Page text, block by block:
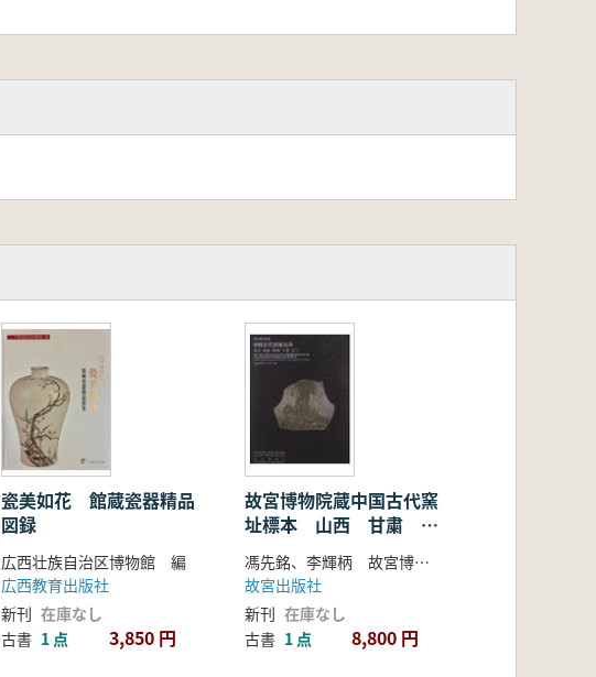
瓷美如花 館蔵瓷器精品
図録
広西壮族自治区博物館 編
広西教育出版社
新刊 在庫なし
古書 1 点 3,850 円
故宮博物院蔵中国古代窯
址標本 山西 甘粛 内
蒙古
馮先銘、李輝柄 故宮博物院編
故宮出版社
新刊 在庫なし
古書 1 点 8,800 円